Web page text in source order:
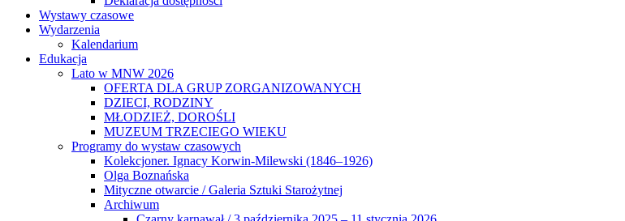
Wystawy czasowe
Wydarzenia
Kalendarium
Edukacja
Lato w MNW 2026
OFERTA DLA GRUP ZORGANIZOWANYCH
DZIECI, RODZINY
MŁODZIEŻ, DOROŚLI
MUZEUM TRZECIEGO WIEKU
Programy do wystaw czasowych
Kolekcjoner. Ignacy Korwin-Milewski (1846–1926)
Olga Boznańska
Mityczne otwarcie / Galeria Sztuki Starożytnej
Archiwum